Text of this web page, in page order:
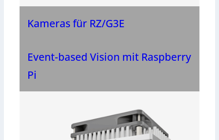
Kameras für RZ/G3E
Event-based Vision mit Raspberry
Pi